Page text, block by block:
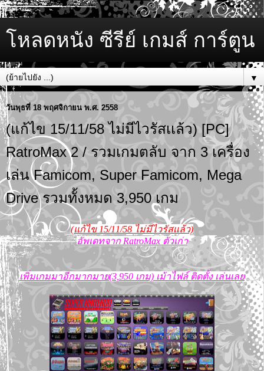
โหลดหนัง ซีรีย์ เกมส์ การ์ตูน
▼
วันพุธที่ 18 พฤศจิกายน พ.ศ. 2558
(แก้ไข 15/11/58 ไม่มีไวรัสเเล้ว) [PC]
RatroMax 2 / รวมเกมตลับ จาก 3 เครื่อง
เล่น Famicom, Super Famicom, Mega
Drive รวมทั้งหมด 3,950 เกม
(แก้ไข 15/11/58 ไม่มีไวรัสเเล้ว)
อัพเดทจาก RatroMax ตัวเก่า
เพิ่มเกมมาอีกมากมาย(3,950 เกม) เม้าไฟล์ ติดตั้ง เล่นเลย